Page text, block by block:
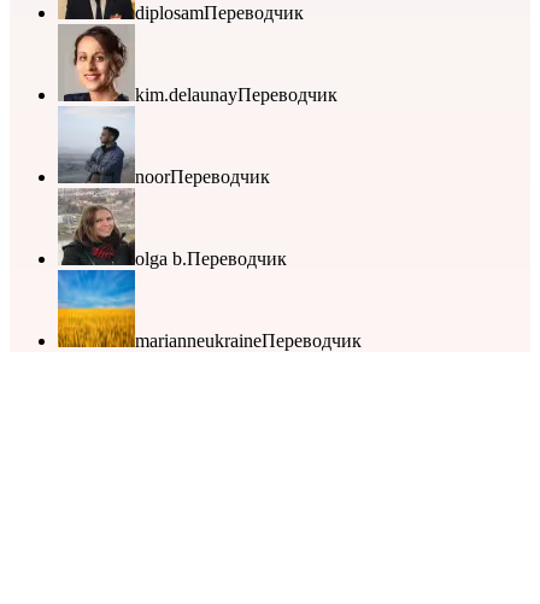
diplosamПереводчик
kim.delaunayПереводчик
noorПереводчик
olga b.Переводчик
marianneukraineПереводчик